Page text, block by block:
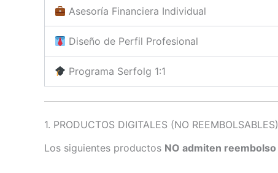
Asesoría Financiera Individual
Diseño de Perfil Profesional
Programa Serfolg 1:1
1. PRODUCTOS DIGITALES (NO REEMBOLSABLES)
Los siguientes productos NO admiten reembolso